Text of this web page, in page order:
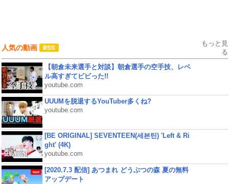
人気の動画
もっと見
る
【朝倉未来選手と対談】朝倉選手の空手技、レベ
ル高すぎてビビった!!
youtube.com
UUUMを脱退するYouTuber多くね?
youtube.com
[BE ORIGINAL] SEVENTEEN(세븐틴) 'Left & Ri
ght' (4K)
youtube.com
[2020.7.3 配信] あつまれ どうぶつの森 夏の無料
アップデート